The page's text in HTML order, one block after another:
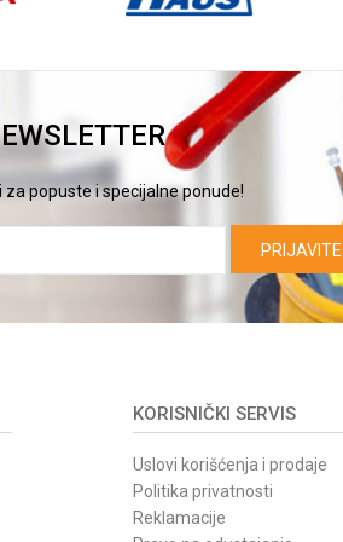
popuste i specijalne ponude!
KORISNIČKI SERVIS
Uslovi korišćenja i prodaje
Politika privatnosti
Reklamacije